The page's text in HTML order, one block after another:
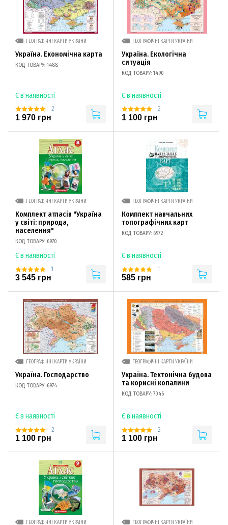
ГЕОГРАФІЧНІ КАРТИ УКРАЇНИ
Україна. Економічна карта
КОД ТОВАРУ: 1488
Є в наявності
2
1 970 грн
ГЕОГРАФІЧНІ КАРТИ УКРАЇНИ
Україна. Екологічна
ситуація
КОД ТОВАРУ: 1490
Є в наявності
2
1 100 грн
ГЕОГРАФІЧНІ КАРТИ УКРАЇНИ
Комплект атласів "Україна
у світі: природа,
населення"
КОД ТОВАРУ: 6970
Є в наявності
1
3 545 грн
ГЕОГРАФІЧНІ КАРТИ УКРАЇНИ
Комплект навчальних
топографічних карт
КОД ТОВАРУ: 6972
Є в наявності
1
585 грн
ГЕОГРАФІЧНІ КАРТИ УКРАЇНИ
Україна. Господарство
КОД ТОВАРУ: 6974
Є в наявності
2
1 100 грн
ГЕОГРАФІЧНІ КАРТИ УКРАЇНИ
Україна. Тектонічна будова
та корисні копалини
КОД ТОВАРУ: 7046
Є в наявності
2
1 100 грн
ГЕОГРАФІЧНІ КАРТИ УКРАЇНИ ГЕОГРАФІЧНІ КАРТИ УКРАЇНИ